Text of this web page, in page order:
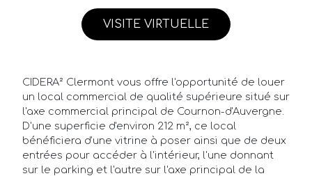
VISITE VIRTUELLE
CIDERA² Clermont vous offre l'opportunité de louer
un local commercial de qualité supérieure situé sur
l'axe commercial principal de Cournon-d'Auvergne.
D'une superficie d'environ 212 m², ce local
bénéficiera d'une vitrine à poser ainsi que de deux
entrées pour accéder à l'intérieur, l'une donnant
sur le parking et l'autre sur l'axe principal de la